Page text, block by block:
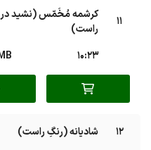
11
کرشمه مُخَمّس (نشید در
راست)
10:23
12
شادیانه (رنگِ راست)